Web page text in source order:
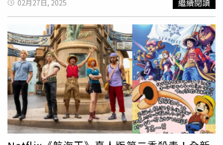
PA++++高防曬係數搭載自動防禦感知技術可將潮濕水氣、
汗水轉化為U V 防禦膜，超清爽水潤質地不只防水抗汗還抗
摩擦。安耐曬 金鑽高效防曬露NA 5XSPF 50+ PA++++ 60ml
／950元圖（圖／品牌提供）防曬乳推薦：雪肌精 輕水感
UV防曬凝膠(航海王魯夫限定版)SPF50+/PA++++採用富含
水分的柔軟型聚合物，不黏膩也無負擔的輕盈薄膜，讓肌膚
保持水潤也能防禦紫外線。是一款讓你每天都會很想使用的
防曬，輕盈如水般延展力很好，擦在皮膚上毫無負擔感，在
肌膚上釋放水分，潤澤肌膚同時能給予防曬保護。這次與海
賊王聯名真的要全包，送給另一半一起塗防曬剛好！雪肌精
輕水感UV防曬凝膠(航海王魯夫限定版) 90g／650元（圖／
品牌提供）防曬乳推薦：雪肌精 輕水感UV防曬乳(航海王索
同時提供全效 UVA/UVB 防護，減少肌膚曬黑、曬傷的風
險。加上有添加美白成分「雪絨花複合物」，也兼顧持久保
濕的水感防護。Dior 雪晶靈輕透 UV 隔離霜SPF50+/PA++++
（玫瑰粉，冰晶藍）30ml / 2,500元。（圖/品牌提供）迪奧
雪晶靈潤色隔離妝前乳這次推出兩色，玫瑰粉是針對膚色暗
沉設計，玫瑰粉色調能夠精準修正膚色不均，使肌膚透現明
亮健康玫瑰光澤。而冰晶藍則是針對偏黃膚色設計，冰晶藍
色調能夠完美修飾膚色蠟黃，使肌膚展現純淨透亮光
采。 Dior 雪晶靈輕透 UV 隔離霜SPF50+/PA++++ （冰晶
藍）30ml / 2,500元。（圖/品牌提供）2.M·A·C 超漾光高
防曬妝前乳SPF50+/PA+++ 30ml/1,800元妝前乳也貼心添加
多達32 種保養成分，讓你上妝就像在保養，同時擁有膚色
02月27日, 2025